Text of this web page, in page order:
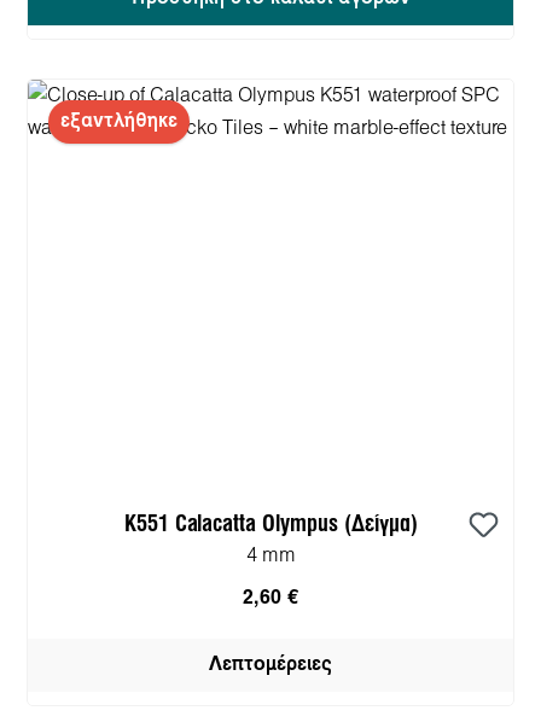
εξαντλήθηκε
K551 Calacatta Olympus (Δείγμα)
4 mm
2,60 €
Λεπτομέρειες